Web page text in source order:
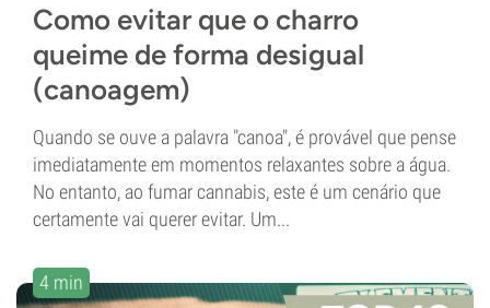
Como evitar que o charro
queime de forma desigual
(canoagem)
Quando se ouve a palavra "canoa", é provável que pense
imediatamente em momentos relaxantes sobre a água.
No entanto, ao fumar cannabis, este é um cenário que
certamente vai querer evitar. Um...
4 min